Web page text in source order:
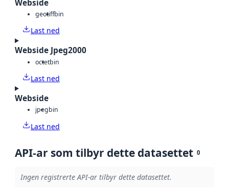
Webside
geotiffbin
Last ned
Webside Jpeg2000
octetbin
Last ned
Webside
jpegbin
Last ned
API-ar som tilbyr dette datasettet 0
Ingen registrerte API-ar tilbyr dette datasettet.